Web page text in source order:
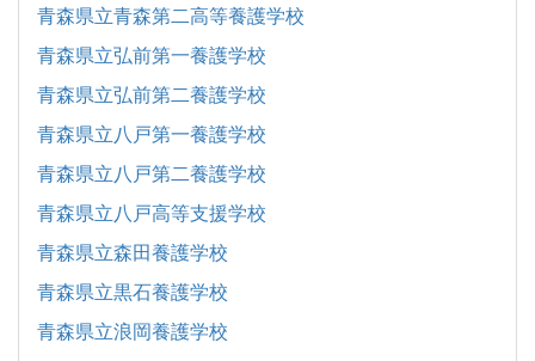
青森県立青森第二高等養護学校
青森県立弘前第一養護学校
青森県立弘前第二養護学校
青森県立八戸第一養護学校
青森県立八戸第二養護学校
青森県立八戸高等支援学校
青森県立森田養護学校
青森県立黒石養護学校
青森県立浪岡養護学校